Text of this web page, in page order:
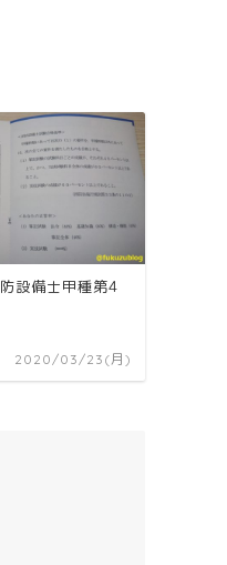
設備士甲種第4
2020/03/23(月)